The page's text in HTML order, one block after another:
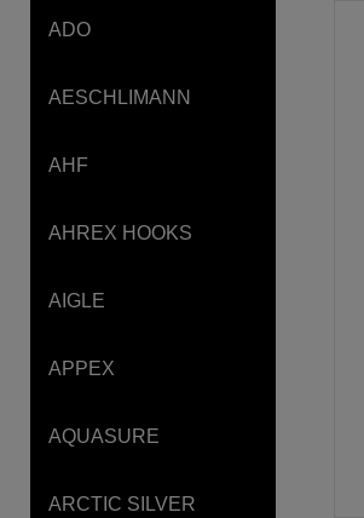
ADO
AESCHLIMANN
AHF
AHREX HOOKS
AIGLE
APPEX
AQUASURE
ARCTIC SILVER